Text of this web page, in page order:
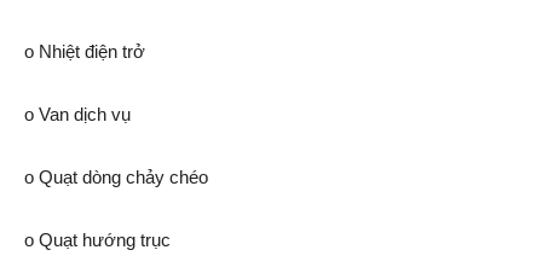
o Nhiệt điện trở
o Van dịch vụ
o Quạt dòng chảy chéo
o Quạt hướng trục